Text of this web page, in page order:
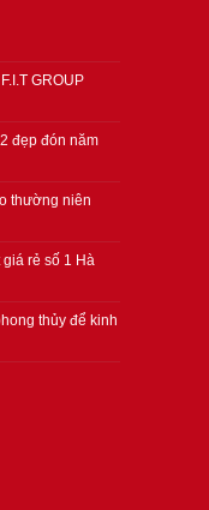
GROUP
đẹp đón năm
thường niên
rẻ số 1 Hà
thủy để kinh